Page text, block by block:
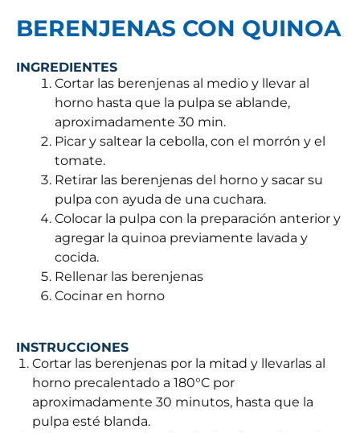
BERENJENAS CON QUINOA
INGREDIENTES
Cortar las berenjenas al medio y llevar al
horno hasta que la pulpa se ablande,
aproximadamente 30 min.
Picar y saltear la cebolla, con el morrón y el
tomate.
Retirar las berenjenas del horno y sacar su
pulpa con ayuda de una cuchara.
Colocar la pulpa con la preparación anterior y
agregar la quinoa previamente lavada y
cocida.
Rellenar las berenjenas
Cocinar en horno
INSTRUCCIONES
Cortar las berenjenas por la mitad y llevarlas al
horno precalentado a 180°C por
aproximadamente 30 minutos, hasta que la
pulpa esté blanda.